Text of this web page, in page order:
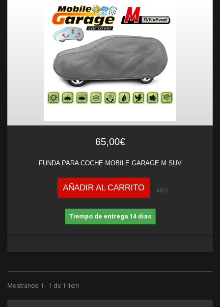
65,00€
FUNDA PARA COCHE MOBILE GARAGE M SUV
AÑADIR AL CARRITO MÁS
Tiempo de entrega 14 dias
Mostrando 1 - 1 de 1 item